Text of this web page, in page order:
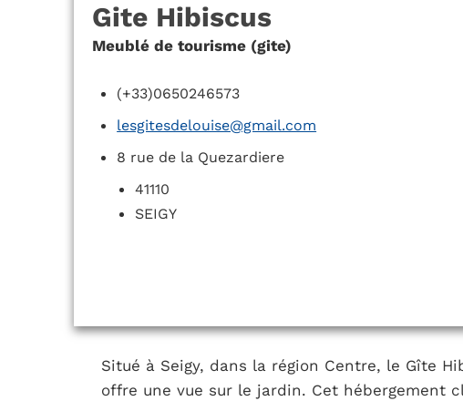
Gite Hibiscus
Meublé de tourisme (gite)
(+33)0650246573
lesgitesdelouise@gmail.com
8 rue de la Quezardiere
41110
SEIGY
Situé à Seigy, dans la région Centre, le Gîte
offre une vue sur le jardin. Cet hébergement